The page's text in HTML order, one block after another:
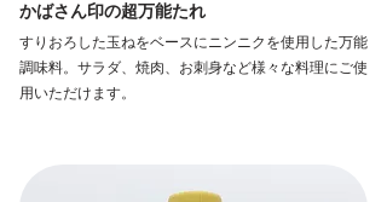
かばさん印の超万能たれ
すりおろした玉ねをベースにニンニクを使用した万能
調味料。サラダ、焼肉、お刺身など様々な料理にご使
用いただけます。